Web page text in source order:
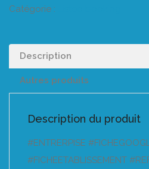
Catégorie :
Description
Autres produits
Description du produit
#ENTRERPISE
#FICHEETABLISSEMENT